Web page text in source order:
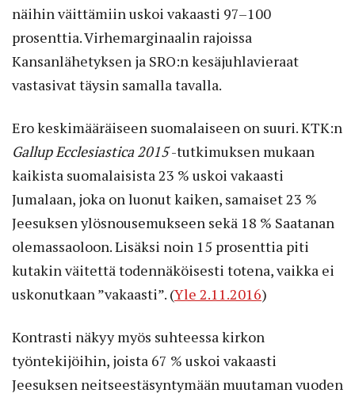
näihin väittämiin uskoi vakaasti 97–100
prosenttia. Virhemarginaalin rajoissa
Kansanlähetyksen ja SRO:n kesäjuhlavieraat
vastasivat täysin samalla tavalla.
Ero keskimääräiseen suomalaiseen on suuri. KTK:n
Gallup Ecclesiastica 2015-tutkimuksen mukaan
kaikista suomalaisista 23 % uskoi vakaasti
Jumalaan, joka on luonut kaiken, samaiset 23 %
Jeesuksen ylösnousemukseen sekä 18 % Saatanan
olemassaoloon. Lisäksi noin 15 prosenttia piti
kutakin väitettä todennäköisesti totena, vaikka ei
uskonutkaan ”vakaasti”. (Yle 2.11.2016)
Kontrasti näkyy myös suhteessa kirkon
työntekijöihin, joista 67 % uskoi vakaasti
Jeesuksen neitseestäsyntymään muutaman vuoden